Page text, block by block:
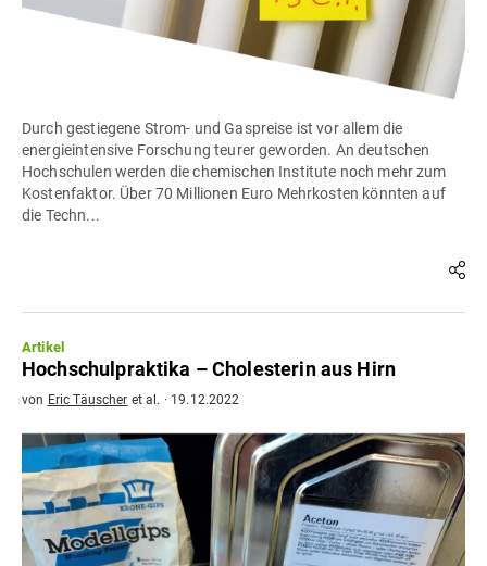
Durch gestiegene Strom- und Gaspreise ist vor allem die
energieintensive Forschung teurer geworden. An deutschen
Hochschulen werden die chemischen Institute noch mehr zum
Kostenfaktor. Über 70 Millionen Euro Mehrkosten könnten auf
die Techn...
Artikel
Hochschulpraktika – Cholesterin aus Hirn
von Eric Täuscher et al. · 19.12.2022